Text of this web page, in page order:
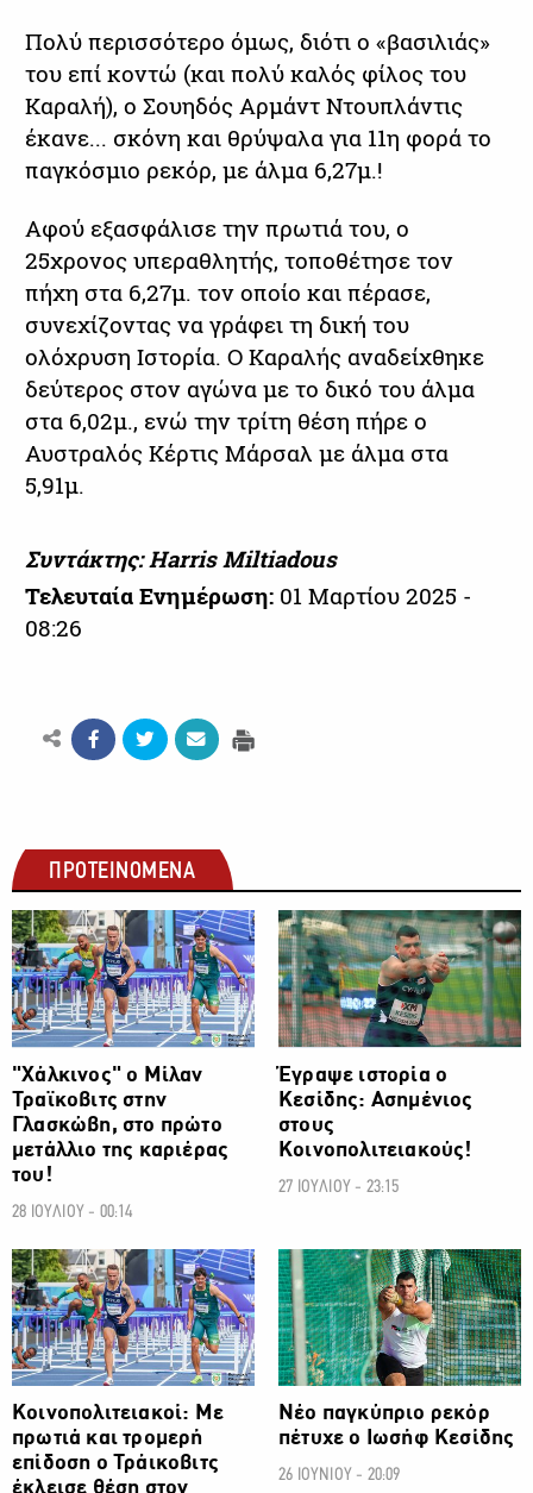
Πολύ περισσότερο όμως, διότι ο «βασιλιάς»
του επί κοντώ (και πολύ καλός φίλος του
Καραλή), ο Σουηδός Αρμάντ Ντουπλάντις
έκανε... σκόνη και θρύψαλα για 11η φορά το
παγκόσμιο ρεκόρ, με άλμα 6,27μ.!
Αφού εξασφάλισε την πρωτιά του, ο
25χρονος υπεραθλητής, τοποθέτησε τον
πήχη στα 6,27μ. τον οποίο και πέρασε,
συνεχίζοντας να γράφει τη δική του
ολόχρυση Ιστορία. Ο Καραλής αναδείχθηκε
δεύτερος στον αγώνα με το δικό του άλμα
στα 6,02μ., ενώ την τρίτη θέση πήρε ο
Αυστραλός Κέρτις Μάρσαλ με άλμα στα
5,91μ.
Συντάκτης: Harris Miltiadous
Τελευταία Ενημέρωση: 01 Μαρτίου 2025 -
08:26
ΠΡΟΤΕΙΝΟΜΕΝΑ
ΑΛΛΑ ΣΠΟΡ
"Χάλκινος" ο Μίλαν
Τραϊκοβιτς στην
Γλασκώβη, στο πρώτο
μετάλλιο της καριέρας
του!
28 ΙΟΥΛΙΟΥ - 00:14
ΑΛΛΑ ΣΠΟΡ
Έγραψε ιστορία ο
Κεσίδης: Ασημένιος
στους
Κοινοπολιτειακούς!
27 ΙΟΥΛΙΟΥ - 23:15
ΑΛΛΑ ΣΠΟΡ
Κοινοπολιτειακοί: Με
πρωτιά και τρομερή
επίδοση ο Τράικοβιτς
ΑΛΛΑ ΣΠΟΡ
Νέο παγκύπριο ρεκόρ
πέτυχε ο Ιωσήφ Κεσίδης
26 ΙΟΥΝΙΟΥ - 20:09